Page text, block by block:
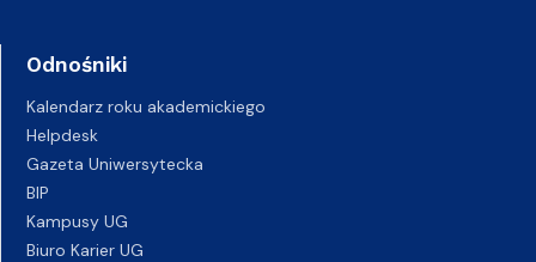
Odnośniki
Kalendarz roku akademickiego
Helpdesk
Gazeta Uniwersytecka
BIP
Kampusy UG
Biuro Karier UG